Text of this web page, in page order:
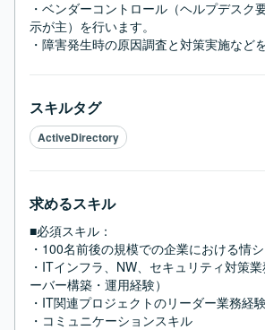
・ベンダーコントロール（ヘルプデスク
示が主）を行います。
・障害発生時の原因調査と対策実施など
スキルタグ
ActiveDirectory
求めるスキル
■必須スキル：
・100名前後の規模での企業における情
・ITインフラ、NW、セキュリティ対策
ーバー構築・運用経験）
・IT関連プロジェクトのリーダー業務経
・コミュニケーションスキル